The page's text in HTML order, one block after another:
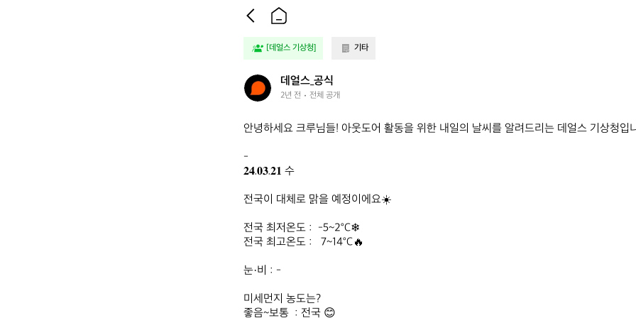
[데얼스 기상청] 기타
데
얼
_
공
데얼스_공식
2년 전 전체 공개
안녕하세요 크루님들! 아웃도어 활동을 위한 내일의 날씨를 알려드리는 데얼스 기상청
-
𝟐𝟒.𝟎𝟑.𝟐𝟏 수
전국이 대체로 맑을 예정이에요☀️
전국 최저온도 :  -5~2°C❄
전국 최고온도 :   7~14°C🔥
눈·비 : -
미세먼지 농도는?
좋음~보통  : 전국 😊